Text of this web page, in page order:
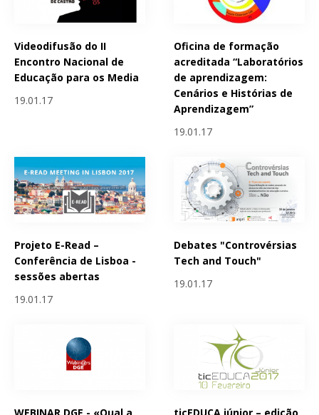
Videodifusão do II
Encontro Nacional de
Educação para os Media
19.01.17
Oficina de formação
acreditada “Laboratórios
de aprendizagem:
Cenários e Histórias de
Aprendizagem”
19.01.17
Projeto E-Read –
Conferência de Lisboa -
sessões abertas
19.01.17
Debates "Controvérsias
Tech and Touch"
19.01.17